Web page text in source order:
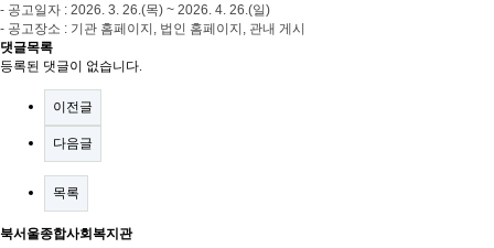
- 공고일자 : 2026. 3. 26.(목) ~ 2026. 4. 26.(일)
- 공고장소 : 기관 홈페이지 , 법인 홈페이지 , 관내 게시
댓글목록
등록된 댓글이 없습니다.
이전글
다음글
목록
북서울종합사회복지관